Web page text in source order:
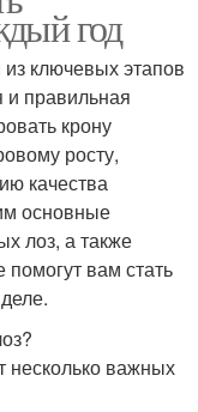
год
ключевых этапов
и правильная
крону
росту,
качества
основные
лоз, а также
вам стать
несколько важных